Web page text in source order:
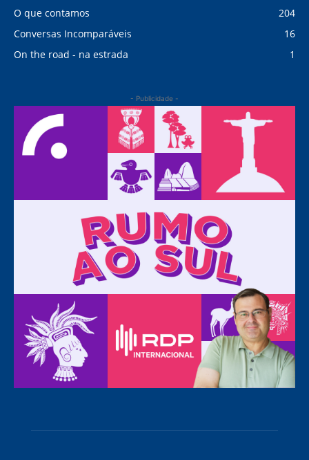
O que contamos
204
Conversas Incomparáveis
16
On the road - na estrada
1
- Publicidade -